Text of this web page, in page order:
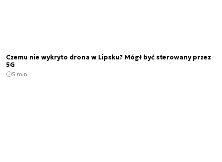
Czemu nie wykryto drona w Lipsku? Mógł być sterowany przez
5G
5 min.